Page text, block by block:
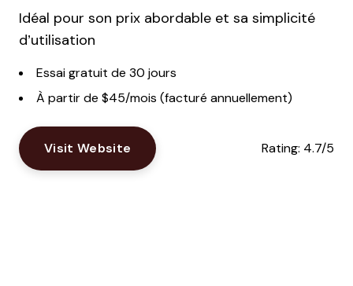
Idéal pour son prix abordable et sa simplicité
d’utilisation
Essai gratuit de 30 jours
À partir de $45/mois (facturé annuellement)
Visit Website Rating: 4.7/5